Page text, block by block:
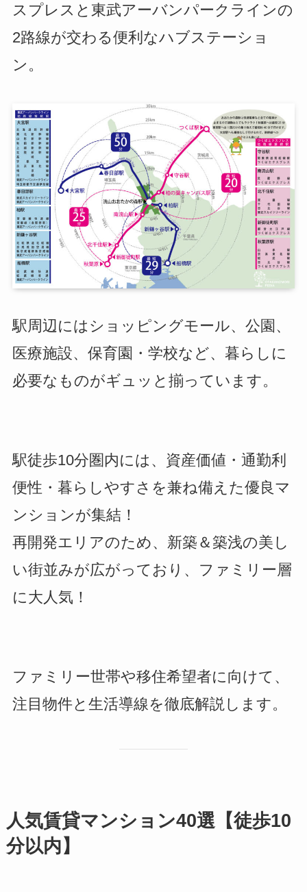
スプレスと東武アーバンパークラインの
2路線が交わる便利なハブステーショ
ン。
駅周辺にはショッピングモール、公園、
医療施設、保育園・学校など、暮らしに
必要なものがギュッと揃っています。
駅徒歩10分圏内には、資産価値・通勤利
便性・暮らしやすさを兼ね備えた優良マ
ンションが集結！
再開発エリアのため、新築＆築浅の美し
い街並みが広がっており、ファミリー層
に大人気！
ファミリー世帯や移住希望者に向けて、
注目物件と生活導線を徹底解説します。
人気賃貸マンション40選【徒歩10
分以内】